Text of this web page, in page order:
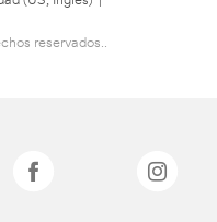
reservados..